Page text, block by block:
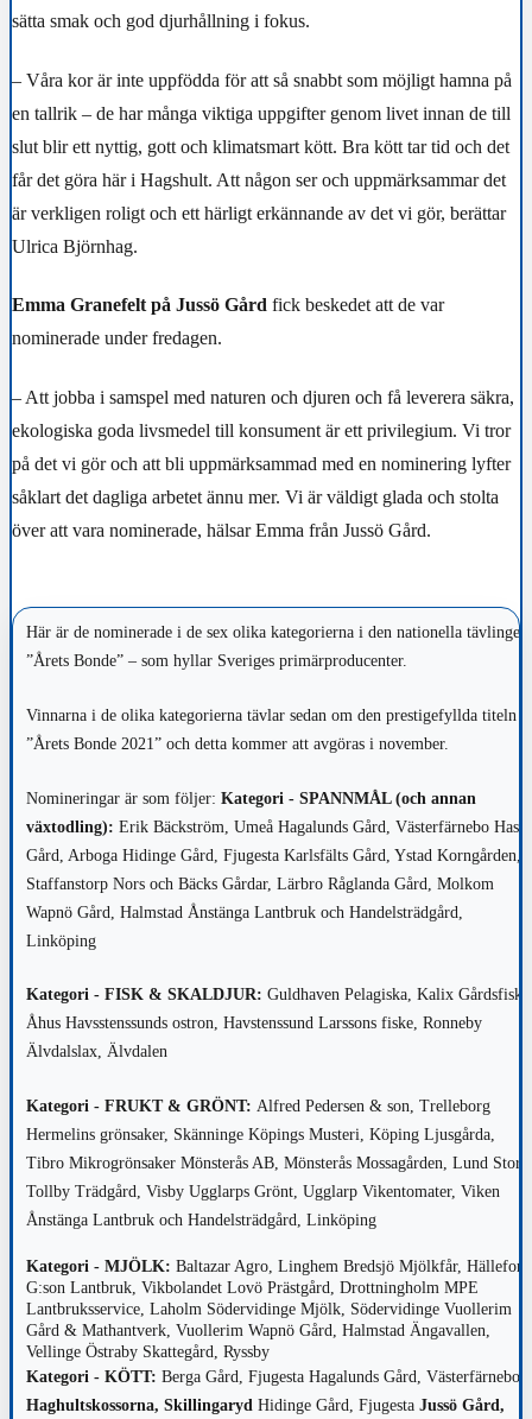
sätta smak och god djurhållning i fokus.
– Våra kor är inte uppfödda för att så snabbt som möjligt hamna på
en tallrik – de har många viktiga uppgifter genom livet innan de till
slut blir ett nyttig, gott och klimatsmart kött. Bra kött tar tid och det
får det göra här i Hagshult. Att någon ser och uppmärksammar det
är verkligen roligt och ett härligt erkännande av det vi gör, berättar
Ulrica Björnhag.
Emma Granefelt på Jussö Gård fick beskedet att de var
nominerade under fredagen.
– Att jobba i samspel med naturen och djuren och få leverera säkra,
ekologiska goda livsmedel till konsument är ett privilegium. Vi tror
på det vi gör och att bli uppmärksammad med en nominering lyfter
såklart det dagliga arbetet ännu mer. Vi är väldigt glada och stolta
över att vara nominerade, hälsar Emma från Jussö Gård.
Här är de nominerade i de sex olika kategorierna i den nationella tävlingen
”Årets Bonde” – som hyllar Sveriges primärproducenter.
Vinnarna i de olika kategorierna tävlar sedan om den prestigefyllda titeln
”Årets Bonde 2021” och detta kommer att avgöras i november.
Nomineringar är som följer:Kategori - SPANNMÅL (och annan
växtodling):Erik Bäckström, UmeåHagalunds Gård, VästerfärneboHasta
Gård, ArbogaHidinge Gård, FjugestaKarlsfälts Gård, YstadKorngården,
StaffanstorpNors och Bäcks Gårdar, LärbroRåglanda Gård, Molkom
Wapnö Gård, Halmstad Ånstänga Lantbruk och Handelsträdgård,
Linköping
Kategori - FISK & SKALDJUR:Guldhaven Pelagiska, KalixGårdsfisk,
ÅhusHavsstenssunds ostron, HavstenssundLarssons fiske, Ronneby
Älvdalslax, Älvdalen
Kategori - FRUKT & GRÖNT: Alfred Pedersen & son, Trelleborg
Hermelins grönsaker, SkänningeKöpings Musteri, KöpingLjusgårda,
TibroMikrogrönsaker Mönsterås AB, MönsteråsMossagården, Lund Stora
Tollby Trädgård, VisbyUgglarps Grönt, UgglarpVikentomater, Viken
Ånstänga Lantbruk och Handelsträdgård, Linköping
Kategori - MJÖLK:Baltazar Agro, LinghemBredsjö Mjölkfår, Hällefors
G:son Lantbruk, VikbolandetLovö Prästgård, DrottningholmMPE
Lantbruksservice, Laholm Södervidinge Mjölk, SödervidingeVuollerim
Gård & Mathantverk, VuollerimWapnö Gård, HalmstadÄngavallen,
VellingeÖstraby Skattegård, Ryssby
Kategori - KÖTT:Berga Gård, FjugestaHagalunds Gård, Västerfärnebo
Haghultskossorna, SkillingarydHidinge Gård, FjugestaJussö Gård,